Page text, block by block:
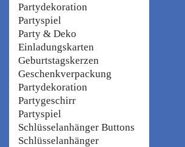
Partydekoration
Partyspiel
Party & Deko
Einladungskarten
Geburtstagskerzen
Geschenkverpackung
Partydekoration
Partygeschirr
Partyspiel
Schlüsselanhänger Buttons
Schlüsselanhänger